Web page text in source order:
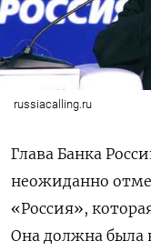
russiacalling.ru
Глава Банка
неожиданно
«Россия»,
Она должна была